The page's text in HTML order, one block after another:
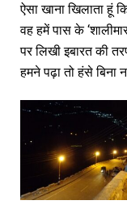
ऐसा खाना खिलाता
वह हमें पास के
पर लिखी इबारत की
हमने पढ़ा तो हंसे बिना